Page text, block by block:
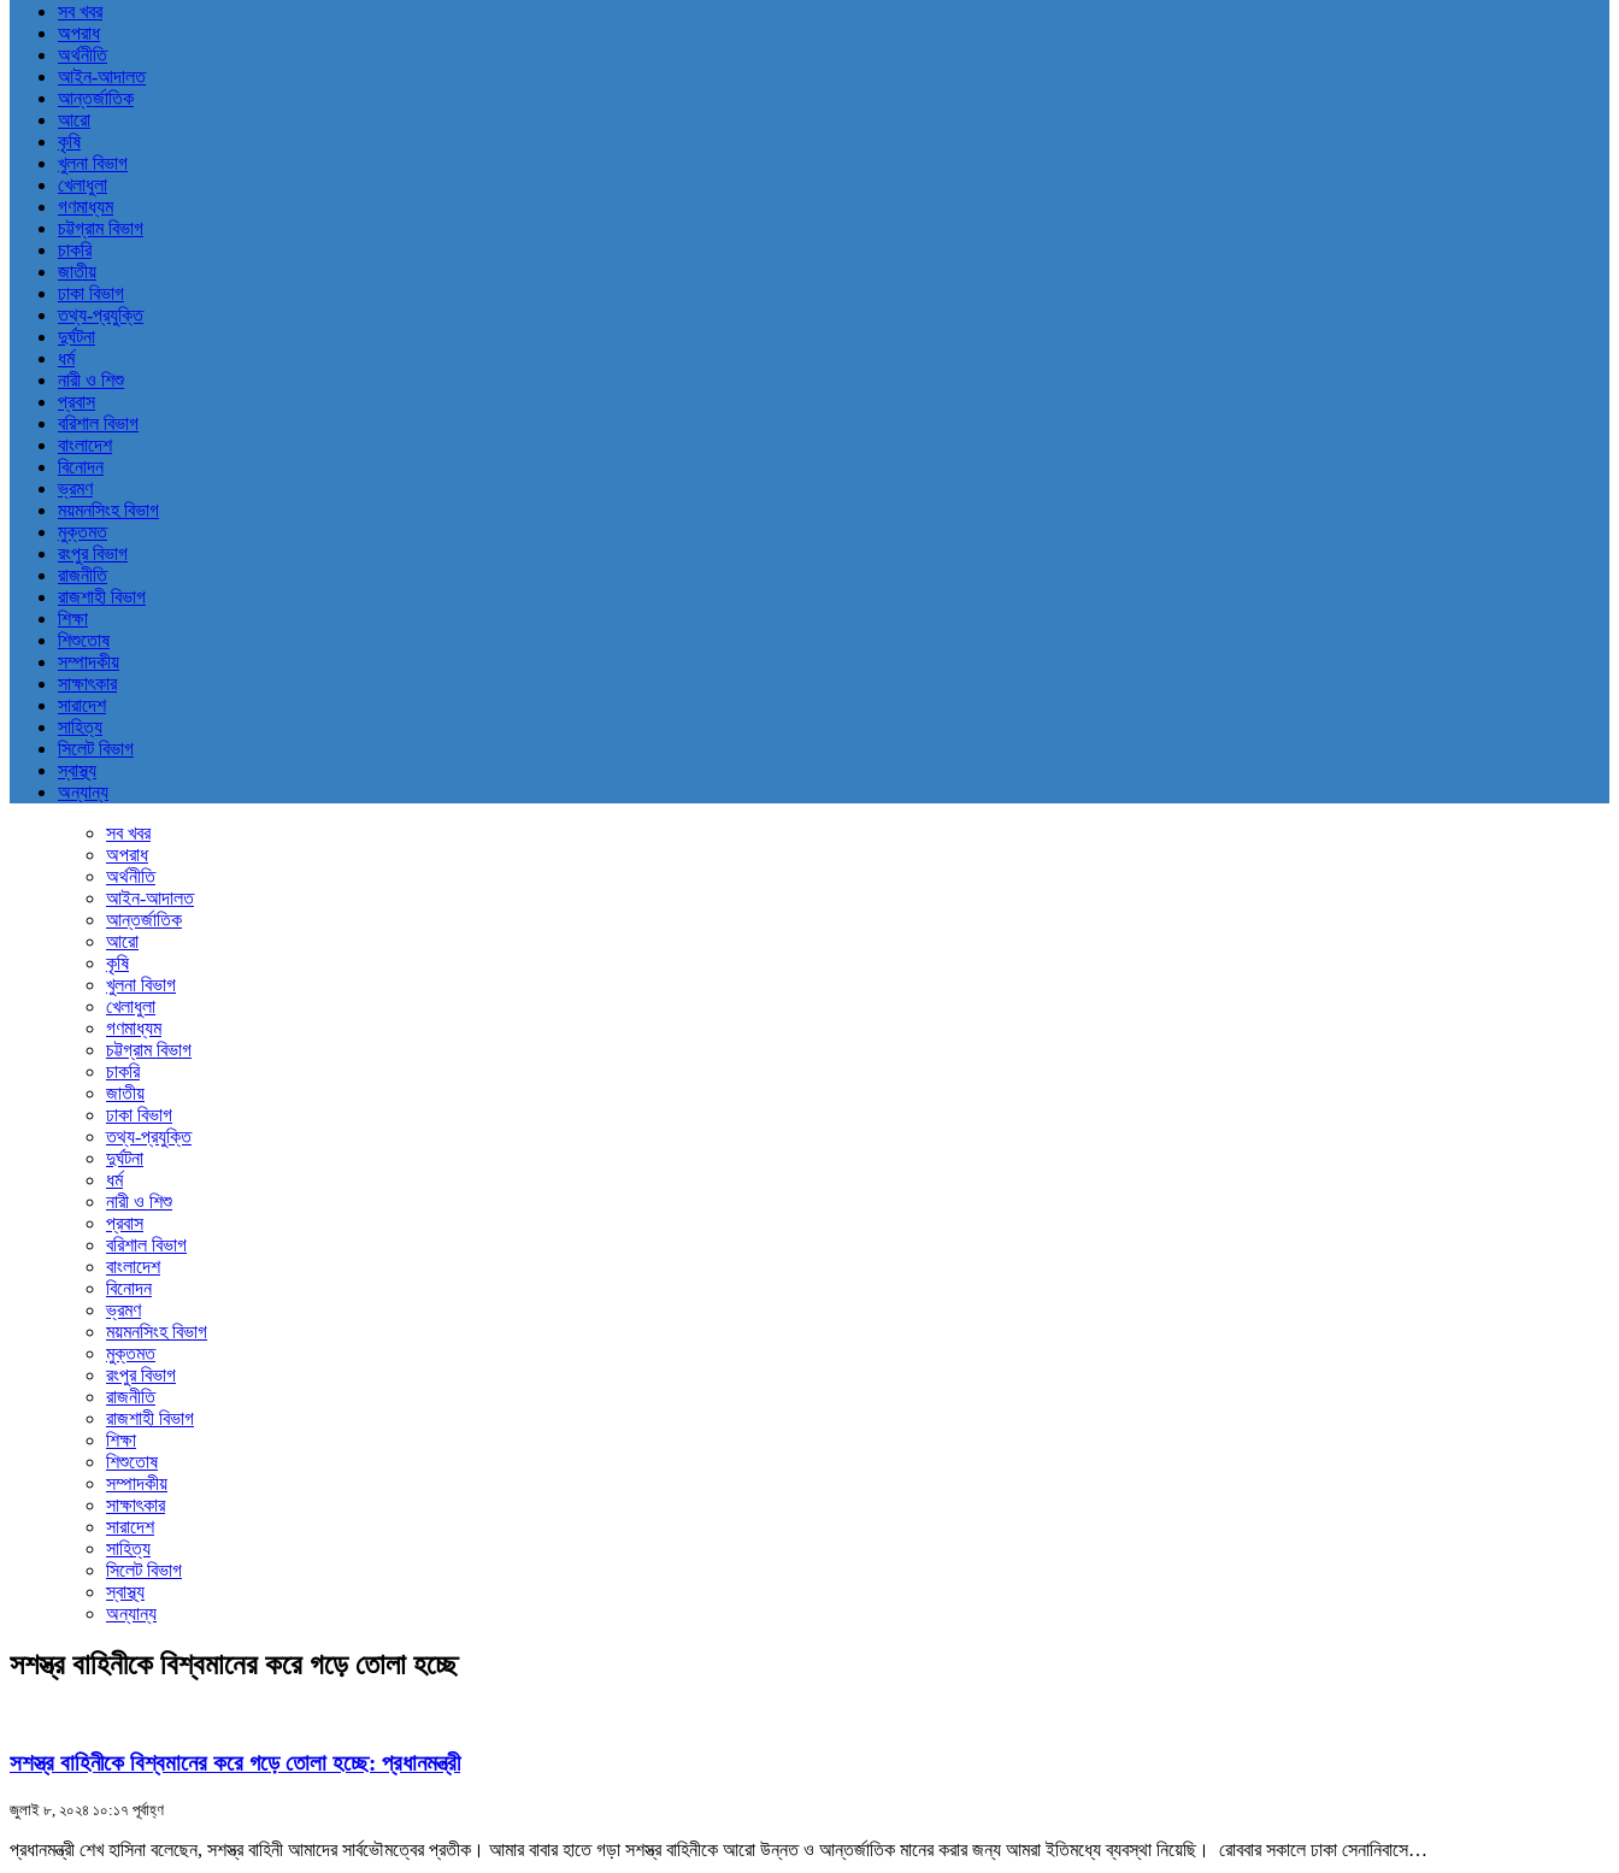
সব খবর
অপরাধ
অর্থনীতি
আইন-আদালত
আন্তর্জাতিক
আরো
কৃষি
খুলনা বিভাগ
খেলাধুলা
গণমাধ্যম
চট্টগ্রাম বিভাগ
চাকরি
জাতীয়
ঢাকা বিভাগ
তথ্য-প্রযুক্তি
দুর্ঘটনা
ধর্ম
নারী ও শিশু
প্রবাস
বরিশাল বিভাগ
বাংলাদেশ
বিনোদন
ভ্রমণ
ময়মনসিংহ বিভাগ
মুক্তমত
রংপুর বিভাগ
রাজনীতি
রাজশাহী বিভাগ
শিক্ষা
শিশুতোষ
সম্পাদকীয়
সাক্ষাৎকার
সারাদেশ
সাহিত্য
সিলেট বিভাগ
স্বাস্থ্য
অন্যান্য
সব খবর
অপরাধ
অর্থনীতি
আইন-আদালত
আন্তর্জাতিক
আরো
কৃষি
খুলনা বিভাগ
খেলাধুলা
গণমাধ্যম
চট্টগ্রাম বিভাগ
চাকরি
জাতীয়
ঢাকা বিভাগ
তথ্য-প্রযুক্তি
দুর্ঘটনা
ধর্ম
নারী ও শিশু
প্রবাস
বরিশাল বিভাগ
বাংলাদেশ
বিনোদন
ভ্রমণ
ময়মনসিংহ বিভাগ
মুক্তমত
রংপুর বিভাগ
রাজনীতি
রাজশাহী বিভাগ
শিক্ষা
শিশুতোষ
সম্পাদকীয়
সাক্ষাৎকার
সারাদেশ
সাহিত্য
সিলেট বিভাগ
স্বাস্থ্য
অন্যান্য
সশস্ত্র বাহিনীকে বিশ্বমানের করে গড়ে তোলা হচ্ছে
সশস্ত্র বাহিনীকে বিশ্বমানের করে গড়ে তোলা হচ্ছে: প্রধানমন্ত্রী
জুলাই ৮, ২০২৪ ১০:১৭ পূর্বাহ্ণ
প্রধানমন্ত্রী শেখ হাসিনা বলেছেন, সশস্ত্র বাহিনী আমাদের সার্বভৌমত্বের প্রতীক। আমার বাবার হাতে গড়া সশস্ত্র বাহিনীকে আরো উন্নত ও আন্তর্জাতিক মানের করার জন্য আমরা ইতিমধ্যে ব্যবস্থা নিয়েছি। রোববার সকালে ঢাকা সেনানিবাসে…